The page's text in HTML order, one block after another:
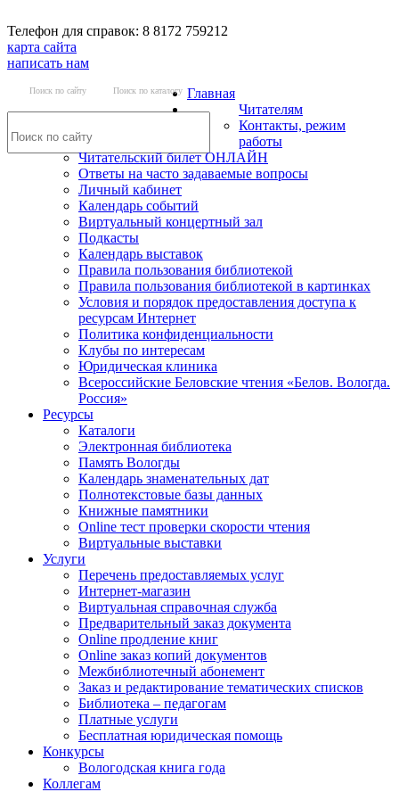
Телефон для справок: 8 8172 759212
карта сайта
написать нам
Поиск по сайту Поиск по каталогу Главная
Читателям
Контакты, режим
работы
Читательский билет ОНЛАЙН
Ответы на часто задаваемые вопросы
Личный кабинет
Календарь событий
Виртуальный концертный зал
Подкасты
Календарь выставок
Правила пользования библиотекой
Правила пользования библиотекой в картинках
Условия и порядок предоставления доступа к
ресурсам Интернет
Политика конфиденциальности
Клубы по интересам
Юридическая клиника
Всероссийские Беловские чтения «Белов. Вологда.
Россия»
Ресурсы
Каталоги
Электронная библиотека
Память Вологды
Календарь знаменательных дат
Полнотекстовые базы данных
Книжные памятники
Online тест проверки скорости чтения
Виртуальные выставки
Услуги
Перечень предоставляемых услуг
Интернет-магазин
Виртуальная справочная служба
Предварительный заказ документа
Online продление книг
Online заказ копий документов
Межбиблиотечный абонемент
Заказ и редактирование тематических списков
Библиотека – педагогам
Платные услуги
Бесплатная юридическая помощь
Конкурсы
Вологодская книга года
Коллегам